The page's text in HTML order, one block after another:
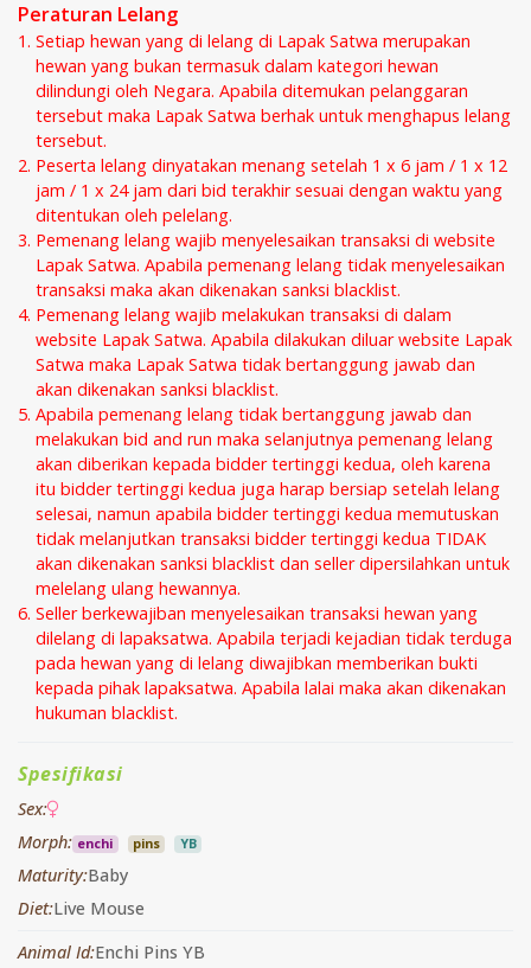
Peraturan Lelang
Setiap hewan yang di lelang di Lapak Satwa merupakan
hewan yang bukan termasuk dalam kategori hewan
dilindungi oleh Negara. Apabila ditemukan pelanggaran
tersebut maka Lapak Satwa berhak untuk menghapus lelang
tersebut.
Peserta lelang dinyatakan menang setelah 1 x 6 jam / 1 x 12
jam / 1 x 24 jam dari bid terakhir sesuai dengan waktu yang
ditentukan oleh pelelang.
Pemenang lelang wajib menyelesaikan transaksi di website
Lapak Satwa. Apabila pemenang lelang tidak menyelesaikan
transaksi maka akan dikenakan sanksi blacklist.
Pemenang lelang wajib melakukan transaksi di dalam
website Lapak Satwa. Apabila dilakukan diluar website Lapak
Satwa maka Lapak Satwa tidak bertanggung jawab dan
akan dikenakan sanksi blacklist.
Apabila pemenang lelang tidak bertanggung jawab dan
melakukan bid and run maka selanjutnya pemenang lelang
akan diberikan kepada bidder tertinggi kedua, oleh karena
itu bidder tertinggi kedua juga harap bersiap setelah lelang
selesai, namun apabila bidder tertinggi kedua memutuskan
tidak melanjutkan transaksi bidder tertinggi kedua TIDAK
akan dikenakan sanksi blacklist dan seller dipersilahkan untuk
melelang ulang hewannya.
Seller berkewajiban menyelesaikan transaksi hewan yang
dilelang di lapaksatwa. Apabila terjadi kejadian tidak terduga
pada hewan yang di lelang diwajibkan memberikan bukti
kepada pihak lapaksatwa. Apabila lalai maka akan dikenakan
hukuman blacklist.
Spesifikasi
Sex:
Morph: enchi pins YB
Maturity:Baby
Diet:Live Mouse
Animal Id:Enchi Pins YB